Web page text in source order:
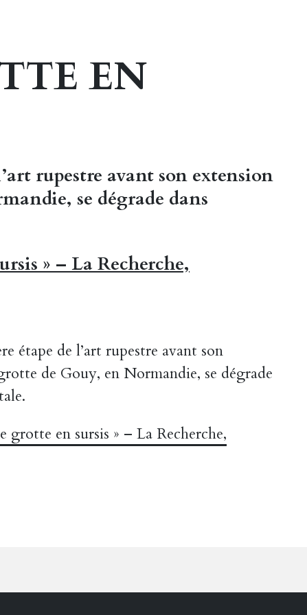
EN
rupestre avant son extension
se dégrade dans
» – La Recherche,
étape de l’art rupestre avant son
de Gouy, en Normandie, se dégrade
grotte en sursis » – La Recherche,